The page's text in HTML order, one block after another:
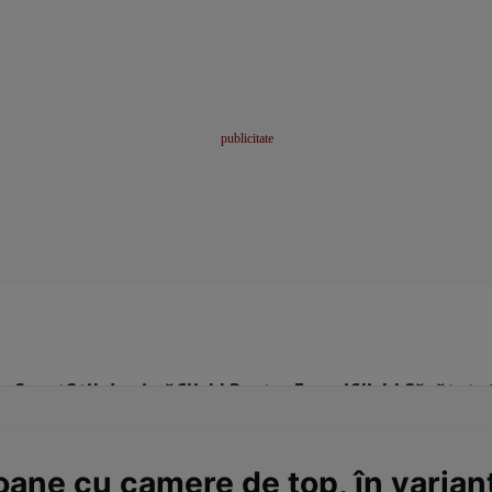
SportStil de viațăClick! Pentru FemeiClick! Sănătate
cu camere de top, în